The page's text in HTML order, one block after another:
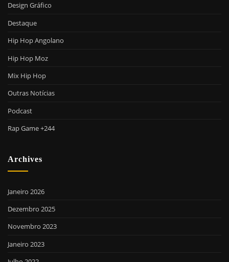
Design Gráfico
Destaque
Hip Hop Angolano
Hip Hop Moz
Mix Hip Hop
Outras Notícias
Podcast
Rap Game +244
Archives
Janeiro 2026
Dezembro 2025
Novembro 2023
Janeiro 2023